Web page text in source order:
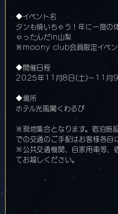
◆イベント名
タンも焼いちゃう！年に一度の
ゃったんだin山梨
※moony club会員限定イベン
◆開催日程
2025年11月8日(土)〜11月9
◆場所
ホテル光風閣くわるび
※現地集合となります。宿泊施
での交通のご手配はお客様各自
※公共交通機関、自家用車等、
てお越しください。